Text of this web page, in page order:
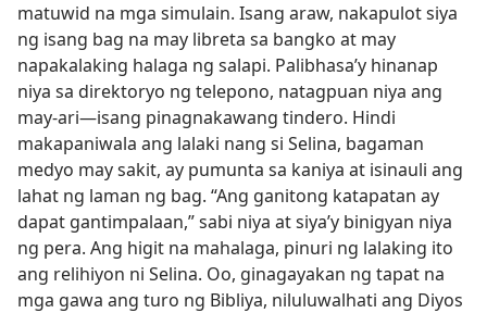
matuwid na mga simulain. Isang araw, nakapulot siya
ng isang bag na may libreta sa bangko at may
napakalaking halaga ng salapi. Palibhasa’y hinanap
niya sa direktoryo ng telepono, natagpuan niya ang
may-ari​—isang pinagnakawang tindero. Hindi
makapaniwala ang lalaki nang si Selina, bagaman
medyo may sakit, ay pumunta sa kaniya at isinauli ang
lahat ng laman ng bag. “Ang ganitong katapatan ay
dapat gantimpalaan,” sabi niya at siya’y binigyan niya
ng pera. Ang higit na mahalaga, pinuri ng lalaking ito
ang relihiyon ni Selina. Oo, ginagayakan ng tapat na
mga gawa ang turo ng Bibliya, niluluwalhati ang Diyos